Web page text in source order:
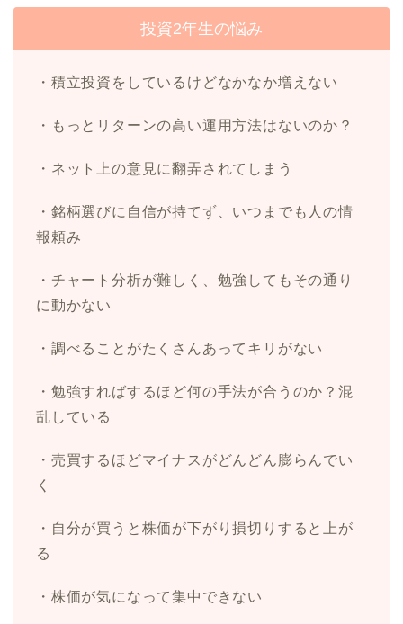
投資2年生の悩み
・積立投資をしているけどなかなか増えない
・もっとリターンの高い運用方法はないのか？
・ネット上の意見に翻弄されてしまう
・銘柄選びに自信が持てず、いつまでも人の情
報頼み
・チャート分析が難しく、勉強してもその通り
に動かない
・調べることがたくさんあってキリがない
・勉強すればするほど何の手法が合うのか？混
乱している
・売買するほどマイナスがどんどん膨らんでい
く
・自分が買うと株価が下がり損切りすると上が
る
・株価が気になって集中できない